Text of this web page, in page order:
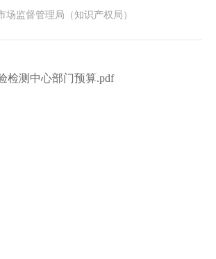
场监督管理局（知识产权局）
检测中心部门预算.pdf